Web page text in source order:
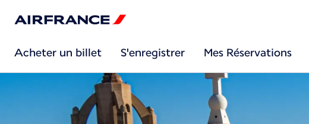
Acheter un billet S'enregistrer Mes Réservations